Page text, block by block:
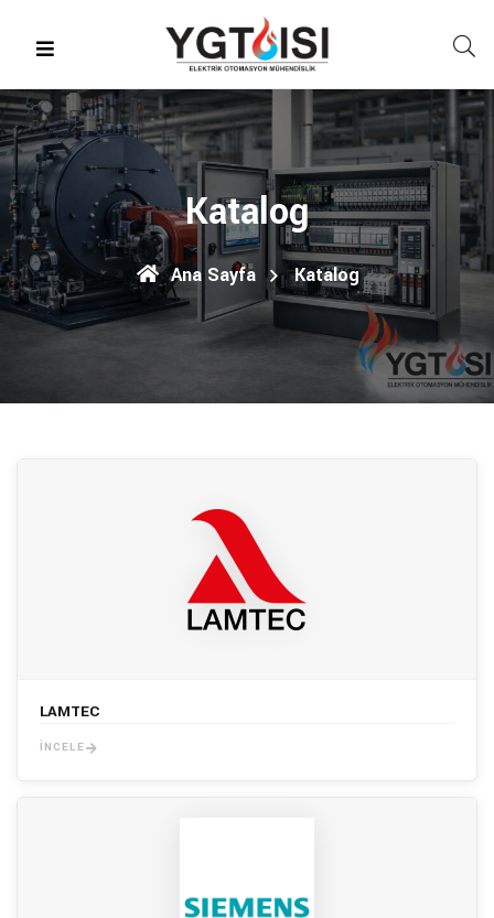
Katalog
Ana Sayfa Katalog
LAMTEC
İNCELE